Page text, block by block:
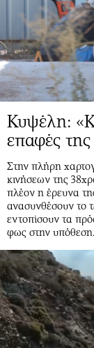
Κυψέλη:
επαφές
Στην πλήρη
κινήσεων της
πλέον η έρευνα
ανασυνθέσουν το
εντοπίσουν τα
φως στην υπόθεση.